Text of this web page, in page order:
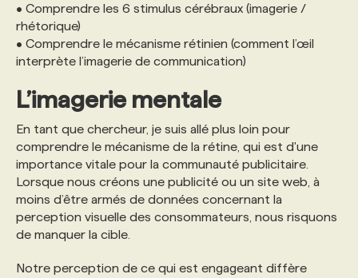
• Comprendre les 6 stimulus cérébraux (imagerie /
rhétorique)
• Comprendre le mécanisme rétinien (comment l’œil
interprète l’imagerie de communication)
L’imagerie mentale
En tant que chercheur, je suis allé plus loin pour
comprendre le mécanisme de la rétine, qui est d'une
importance vitale pour la communauté publicitaire.
Lorsque nous créons une publicité ou un site web, à
moins d’être armés de données concernant la
perception visuelle des consommateurs, nous risquons
de manquer la cible.
Notre perception de ce qui est engageant diffère